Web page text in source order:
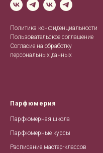
Политика конфиденциальности
Пользовательское соглашение
Согласие на обработку
персональных данных
Парфюмерия
Парфюмерная школа
Парфюмерные курсы
Расписание мастер-классов